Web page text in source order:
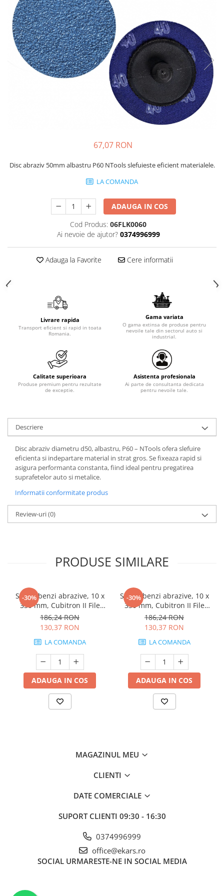
Protectie piele
Protectie vizuala
Vopsire
Sisteme si pahare PPS
Pahare de amestec
67,07 RON
Disc abraziv 50mm albastru P60 NTools slefuieste eficient materialele.
LA COMANDA
ADAUGA IN COS
Cod Produs: 06FLK0060
Ai nevoie de ajutor? 0374996999
Adauga la Favorite Cere informatii
Livrare rapida
Transport eficient si rapid in toata
Romania.
Gama variata
O gama extinsa de produse pentru
nevoile tale din sectorul auto si
industrial.
Calitate superioara
Produse premium pentru rezultate
de exceptie.
Asistenta profesionala
Ai parte de consultanta dedicata
pentru nevoile tale.
Descriere
Disc abraziv diametru d50, albastru, P60 – NTools ofera slefuire
eficienta si indepartare material in strat gros. Se fixeaza rapid si
asigura performanta constanta, fiind ideal pentru pregatirea
suprafetelor auto si metalice.
Informatii conformitate produs
Review-uri(0)
PRODUSE SIMILARE
-30%
Set 10 benzi abrazive, 10 x
330 mm, Cubitron II File
Belt P36 - 3M.33437
186,24 RON
130,37 RON
LA COMANDA
ADAUGA IN COS
-30%
Set 10 benzi abrazive, 10 x
330 mm, Cubitron II File
Belt P60 - 3M.33439
186,24 RON
130,37 RON
LA COMANDA
ADAUGA IN COS
MAGAZINUL MEU
CLIENTI
DATE COMERCIALE
SUPORT CLIENTI 09:30 - 16:30
0374996999
office@ekars.ro
SOCIAL URMARESTE-NE IN SOCIAL MEDIA